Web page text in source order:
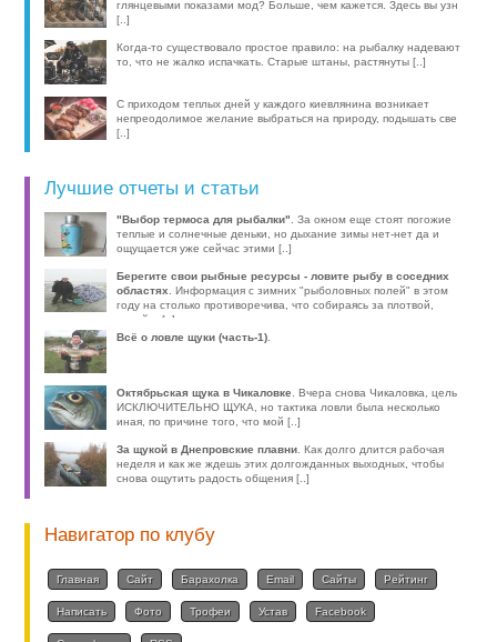
глянцевыми показами мод? Больше, чем кажется. Здесь вы узн
[..]
Когда-то существовало простое правило: на рыбалку надевают
то, что не жалко испачкать. Старые штаны, растянуты [..]
С приходом теплых дней у каждого киевлянина возникает
непреодолимое желание выбраться на природу, подышать све
[..]
Лучшие отчеты и статьи
"Выбор термоса для рыбалки". За окном еще стоят погожие
теплые и солнечные деньки, но дыхание зимы нет-нет да и
ощущается уже сейчас этими [..]
Берегите свои рыбные ресурсы - ловите рыбу в соседних
областях
. Информация с зимних "рыболовных полей" в этом
году на столько противоречива, что собираясь за плотвой,
волей-н [..]
Всё о ловле щуки (часть-1)
Октябрьская щука в Чикаловке. Вчера снова Чикаловка, цель
ИСКЛЮЧИТЕЛЬНО ЩУКА, но тактика ловли была несколько
иная, по причине того, что мой [..]
За щукой в Днепровские плавни . Как долго длится рабочая
неделя и как же ждешь этих долгожданных выходных, чтобы
снова ощутить радость общения [..]
Навигатор по клубу
Главная Сайт Барахолка Email Сайты Рейтинг
Написать Фото Трофеи Устав Facebook